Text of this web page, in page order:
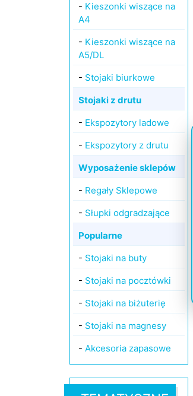
- Kieszonki wiszące na
A4
- Kieszonki wiszące na
A5/DL
- Stojaki biurkowe
Stojaki z drutu
- Ekspozytory ladowe
- Ekspozytory z drutu
Wyposażenie sklepów
- Regały Sklepowe
- Słupki odgradzające
Popularne
- Stojaki na buty
- Stojaki na pocztówki
- Stojaki na biżuterię
- Stojaki na magnesy
- Akcesoria zapasowe